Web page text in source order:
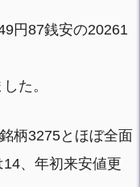
円87銭安の20261
た。
柄3275とほぼ全面
、年初来安値更